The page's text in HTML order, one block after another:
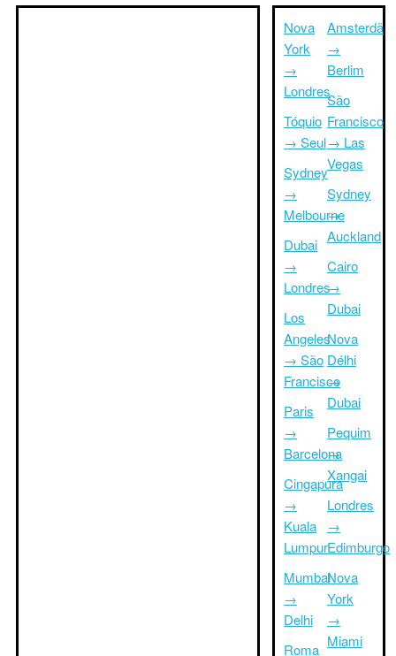
Nova
York
→
Londres
Tóquio
→ Seul
Sydney
→
Melbourne
Dubai
→
Londres
Los
Angeles
→ São
Francisco
Paris
→
Barcelona
Cingapura
→
Kuala
Lumpur
Mumbai
→
Delhi
Roma
Amsterdã
→
Berlim
São
Francisco
→ Las
Vegas
Sydney
→
Auckland
Cairo
→
Dubai
Nova
Délhi
→
Dubai
Pequim
→
Xangai
Londres
→
Edimburgo
Nova
York
→
Miami